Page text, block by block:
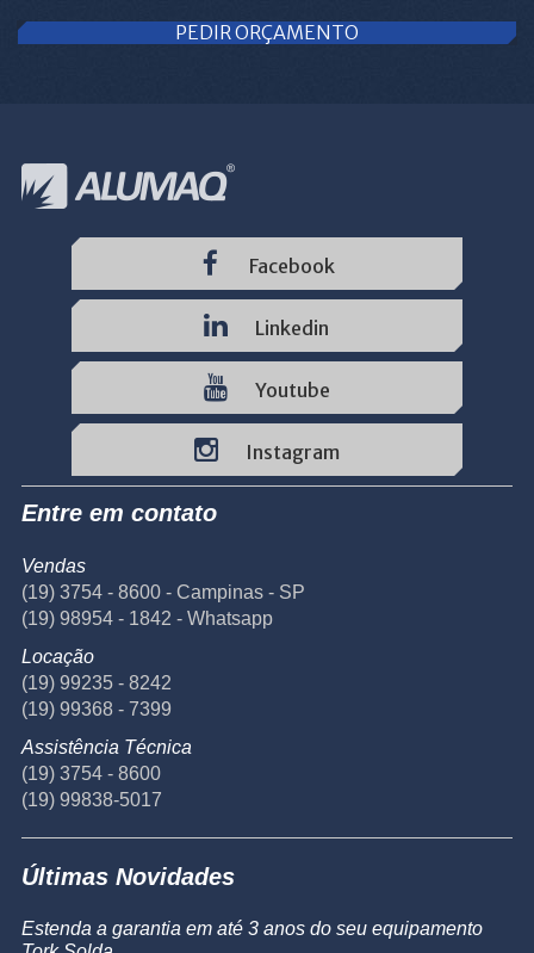
PEDIR ORÇAMENTO
Facebook
Linkedin
Youtube
Instagram
Entre em contato
Vendas
(19) 3754 - 8600 - Campinas - SP
(19) 98954 - 1842 - Whatsapp
Locação
(19) 99235 - 8242
(19) 99368 - 7399
Assistência Técnica
(19) 3754 - 8600
(19) 99838-5017
Últimas Novidades
Estenda a garantia em até 3 anos do seu equipamento